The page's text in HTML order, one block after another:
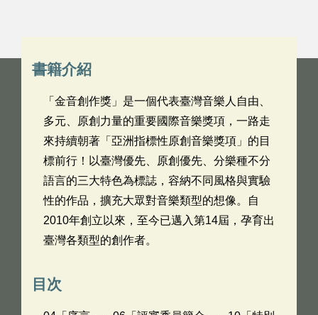
書籍介紹
「金音創作獎」是一個代表臺灣音樂人自由、
多元、原創力量的重要國際音樂獎項，一路走
來持續朝著「亞洲指標性原創音樂獎項」的目
標前行！以臺灣優先、原創優先、分樂種不分
語言的三大特色為標誌，容納不同風格與實驗
性的作品，擴充大眾對音樂類型的想像。自
2010年創立以來，至今已邁入第14屆，孕育出
臺灣各類型的創作者。
目次